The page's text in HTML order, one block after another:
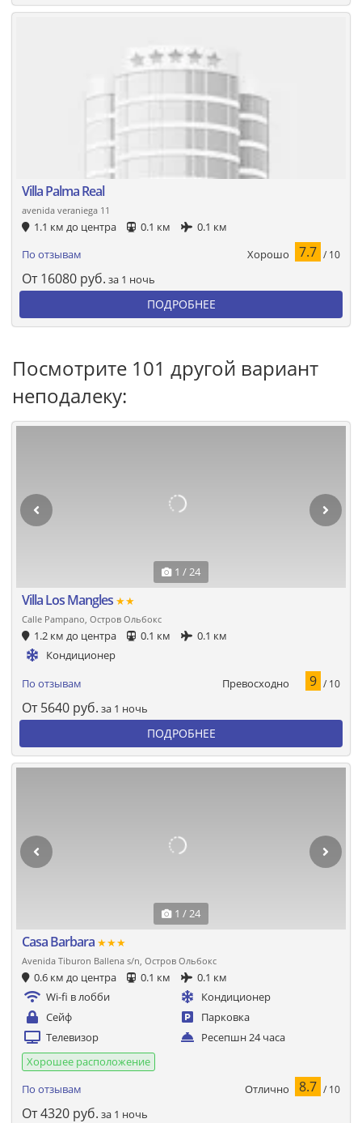
Villa Palma Real
avenida veraniega 11
1.1 км до центра 0.1 км
0.1 км
По отзывам
Хорошо 7.7 / 10
От 16080 руб. за 1 ночь
ПОДРОБНЕЕ
Посмотрите 101 другой вариант
неподалеку:
1 / 24
Villa Los Mangles ★★
Calle Pampano, Остров Ольбокс
1.2 км до центра 0.1 км
0.1 км
Кондиционер
По отзывам Превосходно 9 / 10
От 5640 руб. за 1 ночь
ПОДРОБНЕЕ
1 / 24
Casa Barbara ★★★
Avenida Tiburon Ballena s/n, Остров Ольбокс
0.6 км до центра 0.1 км
0.1 км
Wi-fi в лобби
Кондиционер
Сейф
Парковка
Телевизор
Ресепшн 24 часа
Хорошее расположение
По отзывам
Отлично 8.7 / 10
От4320 руб. за 1 ночь